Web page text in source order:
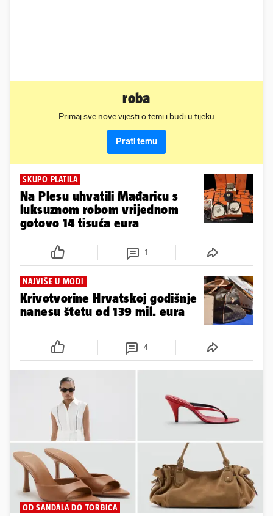
roba
Primaj sve nove vijesti o temi i budi u tijeku
Prati temu
SKUPO PLATILA
Na Plesu uhvatili Mađaricu s
luksuznom robom vrijednom
gotovo 14 tisuća eura
1
NAJVIŠE U MODI
Krivotvorine Hrvatskoj godišnje
nanesu štetu od 139 mil. eura
4
OD SANDALA DO TORBICA